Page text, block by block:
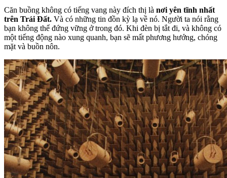
Căn buồng không có tiếng vang này đích thị là nơi yên tĩnh nhất
trên Trái Đất. Và có những tin đồn kỳ lạ về nó. Người ta nói rằng
bạn không thể đứng vững ở trong đó. Khi đèn bị tắt đi, và không có
một tiếng động nào xung quanh, bạn sẽ mất phương hướng, chóng
mặt và buồn nôn.